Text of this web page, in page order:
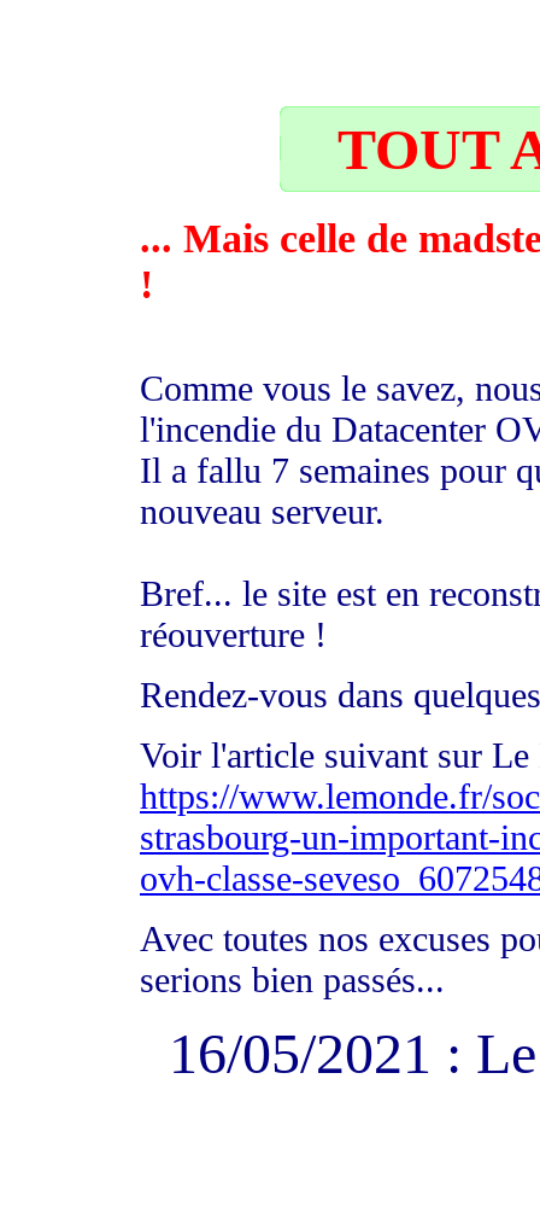
TOUT
... Mais celle de
!
Comme vous le savez,
l'incendie du Datacenter
Il a fallu 7 semaines pour
nouveau serveur.
Bref... le site est en
réouverture !
Rendez-vous dans
Voir l'article suivant sur
https://www.lemonde.fr/
strasbourg-un-important-
ovh-classe-
Avec toutes nos excuses
serions bien passés...
16/05/2021 :